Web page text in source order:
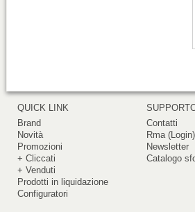
QUICK LINK
Brand
Novità
Promozioni
+ Cliccati
+ Venduti
Prodotti in liquidazione
Configuratori
Contatti
Rma (Login)
Newsletter
Catalogo